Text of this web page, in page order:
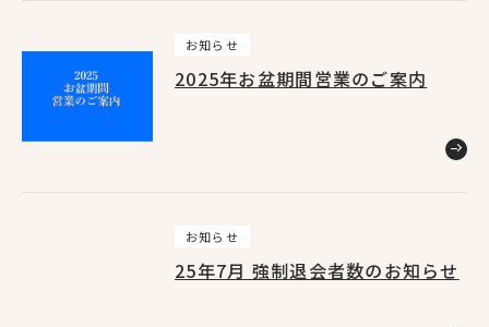
NewsList
お知らせ
2025年お盆期間営業のご案内
お知らせ
25年7月 強制退会者数のお知らせ